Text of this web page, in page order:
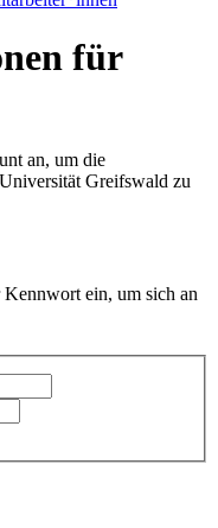
für
an, um die
Greifswald zu
ein, um sich an